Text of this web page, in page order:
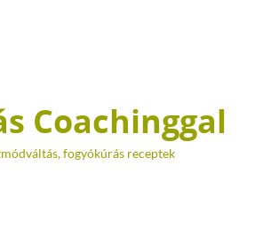
Coachinggal
fogyókúrás receptek